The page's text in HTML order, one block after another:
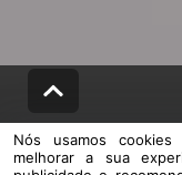
©
Nós usamos
melhorar a sua